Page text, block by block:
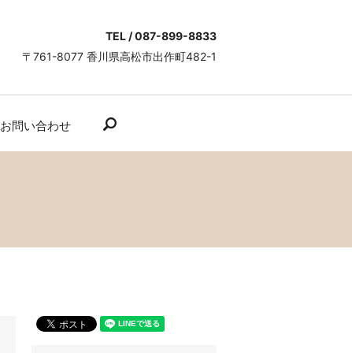
TEL / 087-899-8833
〒761-8077 香川県高松市出作町482-1
お問い合わせ